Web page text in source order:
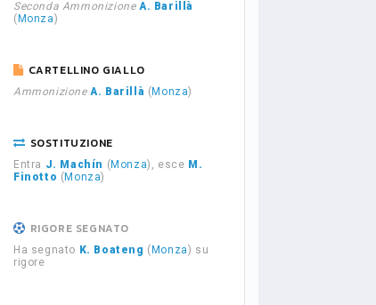
Seconda Ammonizione A. Barillà
( Monza)
CARTELLINO GIALLO
Ammonizione A. Barillà ( Monza)
SOSTITUZIONE
Entra J. Machín ( Monza), esce M.
Finotto ( Monza)
RIGORE SEGNATO
Ha segnato K. Boateng ( Monza) su
rigore